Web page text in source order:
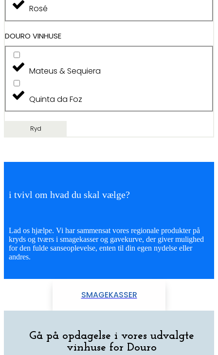
Rosé
DOURO VINHUSE
Mateus & Sequiera
Quinta da Foz
Ryd
i tvivl om hvad du skal vælge?
Lad os hjælpe. Vi har sammensat vores regionale produkter på
kryds og tværs i smagekasser og gavekurve, der giver mulighed
for den fulde sanseoplevelse, enten til din egen nydelse eller
andres.
SMAGEKASSER
Gå på opdagelse i vores udvalgte
vinhuse for Douro